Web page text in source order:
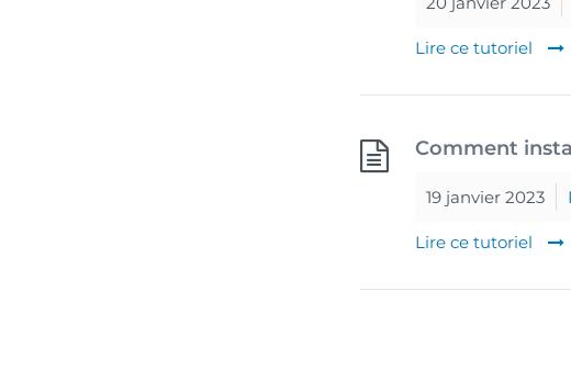
Lire ce tutoriel
Comment
19 janvier 2023
Lire ce tutoriel